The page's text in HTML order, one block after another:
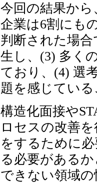
今回の結果か
企業は6割にも
判断された場
生し、(3) 多く
ており、(4) 選
題を感じてい
構造化面接や
ロセスの改善
をするために
る必要がある
できない領域